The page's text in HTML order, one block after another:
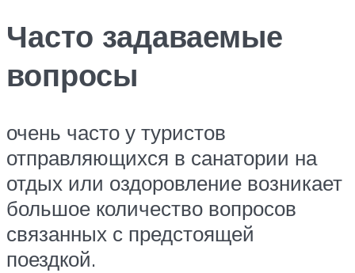
Часто задаваемые
вопросы
очень часто у туристов
отправляющихся в санатории на
отдых или оздоровление возникает
большое количество вопросов
связанных с предстоящей
поездкой.